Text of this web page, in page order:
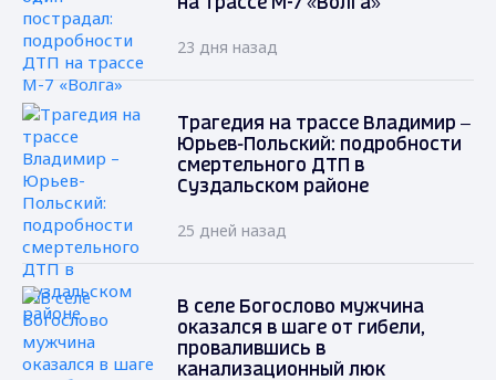
на трассе М-7 «Волга»
23 дня назад
Трагедия на трассе Владимир –
Юрьев-Польский: подробности
смертельного ДТП в
Суздальском районе
25 дней назад
В селе Богослово мужчина
оказался в шаге от гибели,
провалившись в
канализационный люк